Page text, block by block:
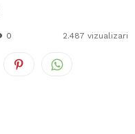
0 2.487 vizualizari